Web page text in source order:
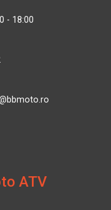
- 18:00
ATV